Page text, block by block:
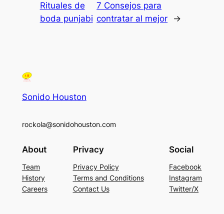
Rituales de
boda punjabi
7 Consejos para
contratar al mejor
→
Sonido Houston
rockola@sonidohouston.com
About
Team
History
Careers
Privacy
Privacy Policy
Terms and Conditions
Contact Us
Social
Facebook
Instagram
Twitter/X